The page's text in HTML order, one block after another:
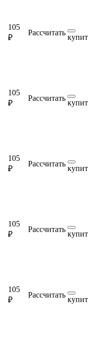
105
₽
Рассчитать
105
₽
Рассчитать
105
₽
Рассчитать
105
₽
Рассчитать
105
₽
Рассчитать